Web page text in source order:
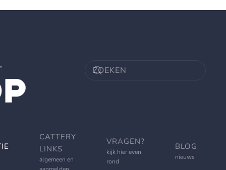
CATTERY
LINKS
algemeen en
VRAGEN?
kijk hier even
rond
BLOG
nieuws